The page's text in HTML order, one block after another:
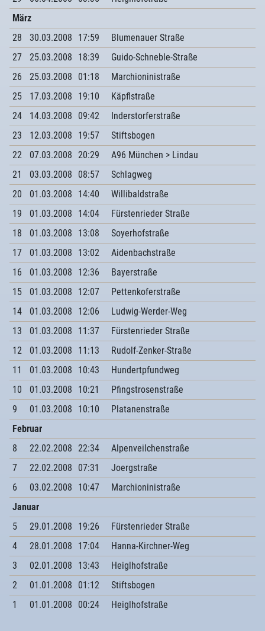
März
28
30.03.2008 17:59
Blumenauer Straße
27
25.03.2008 18:39
Guido-Schneble-Straße
26
25.03.2008 01:18
Marchioninistraße
25
17.03.2008 19:10
Käpflstraße
24
14.03.2008 09:42
Inderstorferstraße
23
12.03.2008 19:57
Stiftsbogen
22
07.03.2008 20:29
A96 München > Lindau
21
03.03.2008 08:57
Schlagweg
20
01.03.2008 14:40
Willibaldstraße
19
01.03.2008 14:04
Fürstenrieder Straße
18
01.03.2008 13:08
Soyerhofstraße
17
01.03.2008 13:02
Aidenbachstraße
16
01.03.2008 12:36
Bayerstraße
15
01.03.2008 12:07
Pettenkoferstraße
14
01.03.2008 12:06
Ludwig-Werder-Weg
13
01.03.2008 11:37
Fürstenrieder Straße
12
01.03.2008 11:13
Rudolf-Zenker-Straße
11
01.03.2008 10:43
Hundertpfundweg
10
01.03.2008 10:21
Pfingstrosenstraße
9
01.03.2008 10:10
Platanenstraße
Februar
8
22.02.2008 22:34
Alpenveilchenstraße
7
22.02.2008 07:31
Joergstraße
6
03.02.2008 10:47
Marchioninistraße
Januar
5
29.01.2008 19:26
Fürstenrieder Straße
4
28.01.2008 17:04
Hanna-Kirchner-Weg
3
02.01.2008 13:43
Heiglhofstraße
2
01.01.2008 01:12
Stiftsbogen
1
01.01.2008 00:24 Heiglhofstraße